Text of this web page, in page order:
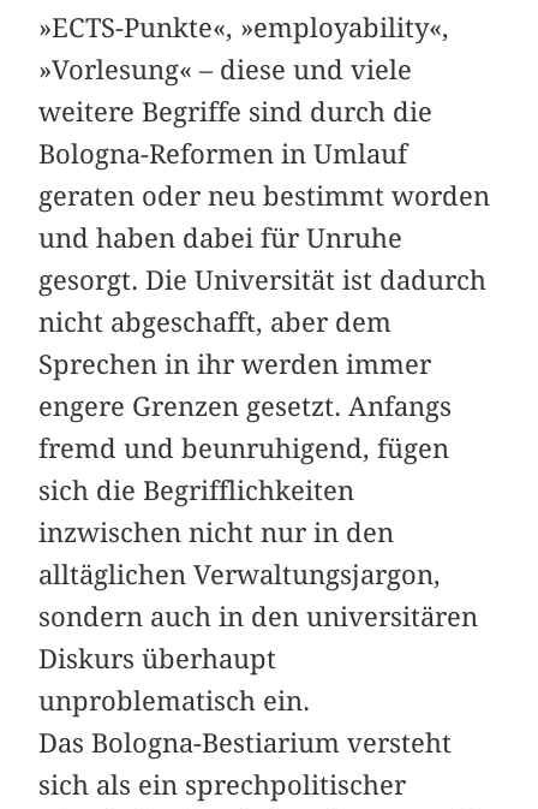
»ECTS-Punkte«, »employability«,
»Vorlesung« – diese und viele
weitere Begriffe sind durch die
Bologna-Reformen in Umlauf
geraten oder neu bestimmt worden
und haben dabei für Unruhe
gesorgt. Die Universität ist dadurch
nicht abgeschafft, aber dem
Sprechen in ihr werden immer
engere Grenzen gesetzt. Anfangs
fremd und beunruhigend, fügen
sich die Begrifflichkeiten
inzwischen nicht nur in den
alltäglichen Verwaltungsjargon,
sondern auch in den universitären
Diskurs überhaupt
unproblematisch ein.
Das Bologna-Bestiarium versteht
sich als ein sprechpolitischer